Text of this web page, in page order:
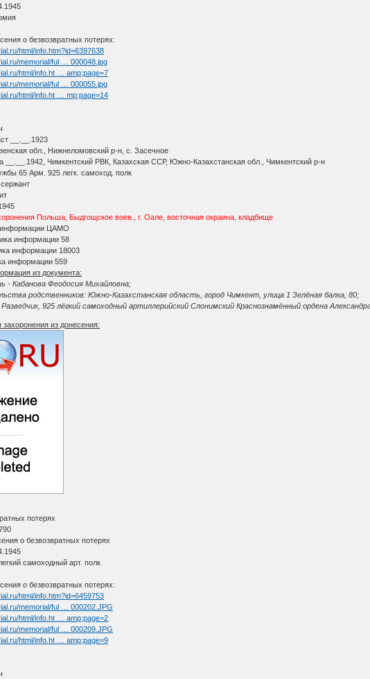
о безвозвратных потерях:
html/info.htm?id=6397638
memorial/ful … 000048.jpg
html/info.ht … amp;page=7
memorial/ful … 000055.jpg
html/info.ht … mp;page=14
__.__.1923
обл., Нижнеломовский р-н, с. Засечное
__.__.1942, Чимкентский РВК, Казахская ССР, Южно-Казахстанская обл., Чимкентский р-н
65 Арм. 925 легк. самоход. полк
Польша, Быдгощское воев., г. Оале, восточная окраина, кладбище
информации ЦАМО
информации 58
информации 18003
информации 559
из документа:
- Кабанова Феодосия Михайловна;
родственников: Южно-Казахстанская область, город Чимкент, улица 1 Зелёная балка, 80;
925 лёгкий самоходный артиллерийский Слонимский Краснознамённый ордена
из донесения:
потерях
о безвозвратных потерях
самоходный арт. полк
о безвозвратных потерях:
html/info.htm?id=6459753
memorial/ful … 000202.JPG
html/info.ht … amp;page=2
memorial/ful … 000209.JPG
html/info.ht … amp;page=9